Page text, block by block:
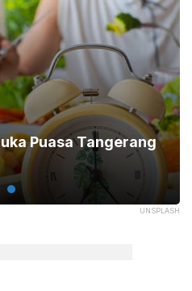
UNSPLASH
Puasa Tangerang